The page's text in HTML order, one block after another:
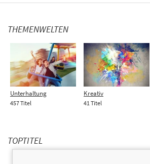
THEMENWELTEN
Unterhaltung
457 Titel
Kreativ
41 Titel
TOPTITEL